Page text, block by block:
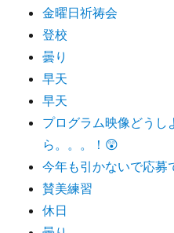
金曜日祈祷会
登校
曇り
早天
早天
プログラム映像どうし
ら。。。！😲
今年も引かないで応募
賛美練習
休日